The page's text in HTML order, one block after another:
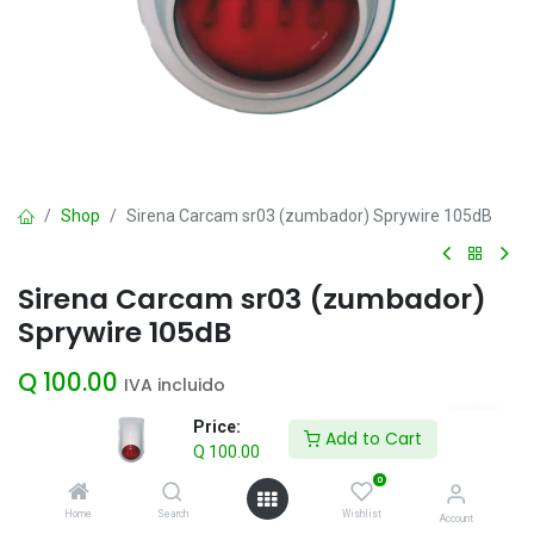
Price:
Q 100.00
Add to Cart
Home Search
0
Wishlist Account
Shop Sirena Carcam sr03 (zumbador) Sprywire 105dB
Sirena Carcam sr03 (zumbador)
Sprywire 105dB
Q 100.00 IVA incluido
Add to Cart
Agregar a la lista de deseos